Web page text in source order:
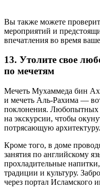
Вы также можете
мероприятий и
впечатления во время
13. Утолите свое
по мечетям
Мечеть Мухаммеда бин
и мечеть Аль-Рахима —
поклонения. Любопытных
на экскурсии, чтобы
потрясающую архитектуру.
Кроме того, в доме
занятия по английскому
прохладительные
традиции и культуру.
через портал Исламского